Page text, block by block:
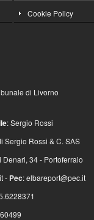
Cookie Policy
di Livorno
: Sergio Rossi
Sergio Rossi & C. SAS
Denari, 34 - Portoferraio
- Pec:elbareport@pec.it